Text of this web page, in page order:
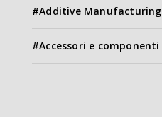
Additive Manufacturing
Accessori e componenti